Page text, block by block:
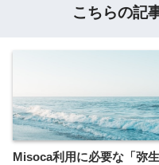
こちらの記
Misoca利用に必要な「弥生